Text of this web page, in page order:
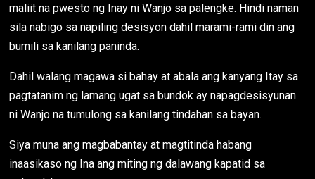
maliit na pwesto ng Inay ni Wanjo sa palengke. Hindi naman
sila nabigo sa napiling desisyon dahil marami-rami din ang
bumili sa kanilang paninda.
Dahil walang magawa si bahay at abala ang kanyang Itay sa
pagtatanim ng lamang ugat sa bundok ay napagdesisyunan
ni Wanjo na tumulong sa kanilang tindahan sa bayan.
Siya muna ang magbabantay at magtitinda habang
inaasikaso ng Ina ang miting ng dalawang kapatid sa